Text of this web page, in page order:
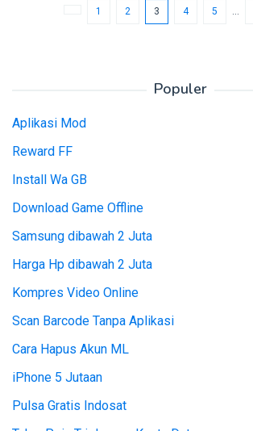
1 2 3 4 5
Populer
Aplikasi Mod
Reward FF
Install Wa GB
Download Game Offline
Samsung dibawah 2 Juta
Harga Hp dibawah 2 Juta
Kompres Video Online
Scan Barcode Tanpa Aplikasi
Cara Hapus Akun ML
iPhone 5 Jutaan
Pulsa Gratis Indosat